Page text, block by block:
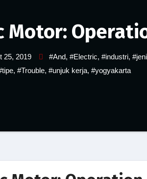
Motor:
25, 2019 #And, #Electric, #industri,
, #Trouble, #unjuk kerja, #yogyakarta